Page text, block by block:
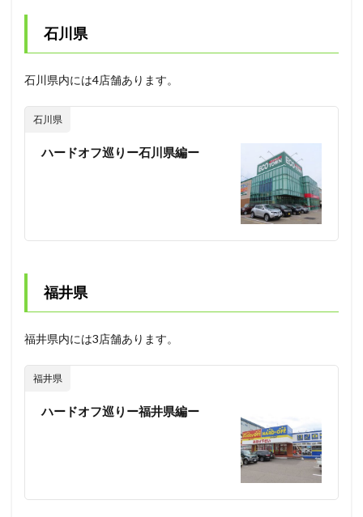
石川県
石川県内には4店舗あります。
石川県
ハードオフ巡りー石川県編ー
福井県
福井県内には3店舗あります。
福井県
ハードオフ巡りー福井県編ー